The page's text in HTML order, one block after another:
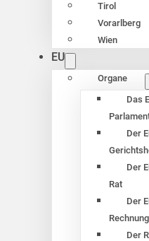
Tirol
Vorarlberg
Wien
EU
Organe
Das
Der
Der
Rat
Der
Der